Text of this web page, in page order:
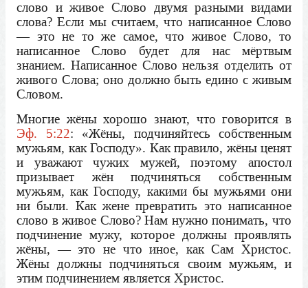
слово и живое Слово двумя разными видами
слова? Если мы считаем, что написанное Слово
— это не то же самое, что живое Слово, то
написанное Слово будет для нас мёртвым
знанием. Написанное Слово нельзя отделить от
живого Слова; оно должно быть едино с живым
Словом.
Многие жёны хорошо знают, что говорится в
Эф. 5:22: «Жёны, подчиняйтесь собственным
мужьям, как Господу». Как правило, жёны ценят
и уважают чужих мужей, поэтому апостол
призывает жён подчиняться собственным
мужьям, как Господу, какими бы мужьями они
ни были. Как жене превратить это написанное
слово в живое Слово? Нам нужно понимать, что
подчинение мужу, которое должны проявлять
жёны, — это не что иное, как Сам Христос.
Жёны должны подчиняться своим мужьям, и
этим подчинением является Христос.